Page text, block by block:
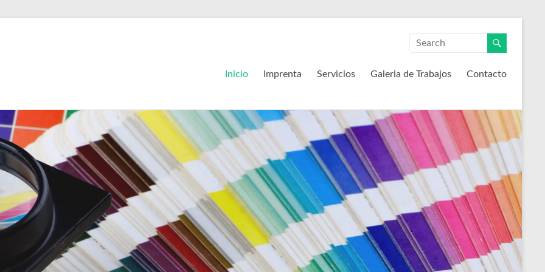
Inicio Imprenta Servicios Galeria de Trabajos Contacto